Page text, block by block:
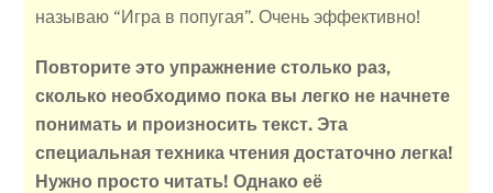
называю “Игра в попугая”. Очень эффективно!
Повторите это упражнение столько раз,
сколько необходимо пока вы легко не начнете
понимать и произносить текст.Эта
специальная техника чтения достаточно легка!
Нужно просто читать! Однако её